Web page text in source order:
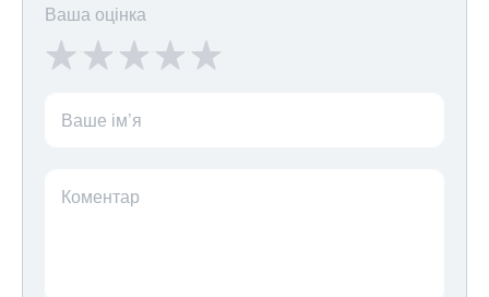
Ваша оцінка
Ваше ім’я
Коментар